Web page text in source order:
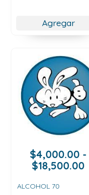
Agregar
$4,000.00 -
$18,500.00
ALCOHOL 70